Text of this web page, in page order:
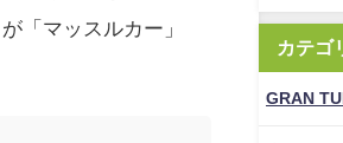
が「マッスルカー」
カテゴ
GRAN